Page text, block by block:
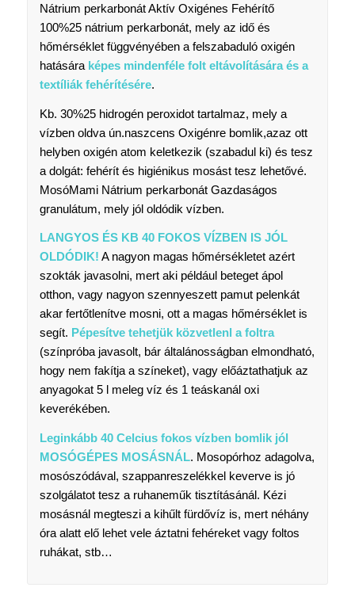
Nátrium perkarbonát Aktív Oxigénes Fehérítő
100%25 nátrium perkarbonát, mely az idő és
hőmérséklet függvényében a felszabaduló oxigén
hatására képes mindenféle folt eltávolítására és a
textíliák fehérítésére.
Kb. 30%25 hidrogén peroxidot tartalmaz, mely a
vízben oldva ún.naszcens Oxigénre bomlik,azaz ott
helyben oxigén atom keletkezik (szabadul ki) és tesz
a dolgát: fehérít és higiénikus mosást tesz lehetővé.
MosóMami Nátrium perkarbonát Gazdaságos
granulátum, mely jól oldódik vízben.
LANGYOS ÉS KB 40 FOKOS VÍZBEN IS JÓL
OLDÓDIK! A nagyon magas hőmérsékletet azért
szokták javasolni, mert aki például beteget ápol
otthon, vagy nagyon szennyeszett pamut pelenkát
akar fertőtlenítve mosni, ott a magas hőmérséklet is
segít. Pépesítve tehetjük közvetlenl a foltra
(színpróba javasolt, bár általánosságban elmondható,
hogy nem fakítja a színeket), vagy előáztathatjuk az
anyagokat 5 l meleg víz és 1 teáskanál oxi
keverékében.
Leginkább 40 Celcius fokos vízben bomlik jól
MOSÓGÉPES MOSÁSNÁL. Mosopórhoz adagolva,
mosószódával, szappanreszelékkel keverve is jó
szolgálatot tesz a ruhaneműk tisztításánál. Kézi
mosásnál megteszi a kihűlt fürdővíz is, mert néhány
óra alatt elő lehet vele áztatni fehéreket vagy foltos
ruhákat, stb…